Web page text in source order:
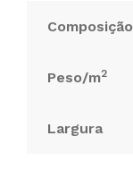
Composição
Peso/m2
Largura